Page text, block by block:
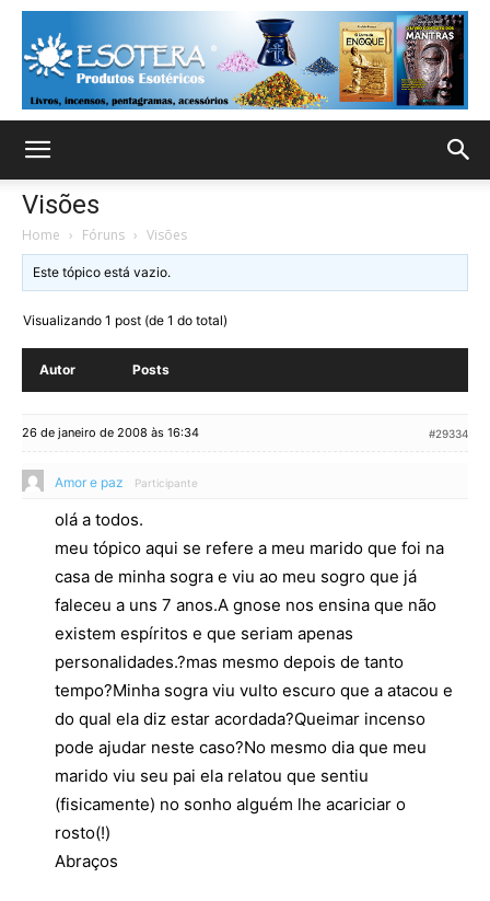
Visões
Home › Fóruns › Visões
Este tópico está vazio.
Visualizando 1 post (de 1 do total)
Autor Posts
26 de janeiro de 2008 às 16:34 #29334
Amor e paz Participante
olá a todos.
meu tópico aqui se refere a meu marido que foi na
casa de minha sogra e viu ao meu sogro que já
faleceu a uns 7 anos.A gnose nos ensina que não
existem espíritos e que seriam apenas
personalidades.?mas mesmo depois de tanto
tempo?Minha sogra viu vulto escuro que a atacou e
do qual ela diz estar acordada?Queimar incenso
pode ajudar neste caso?No mesmo dia que meu
marido viu seu pai ela relatou que sentiu
(fisicamente) no sonho alguém lhe acariciar o
rosto(!)
Abraços